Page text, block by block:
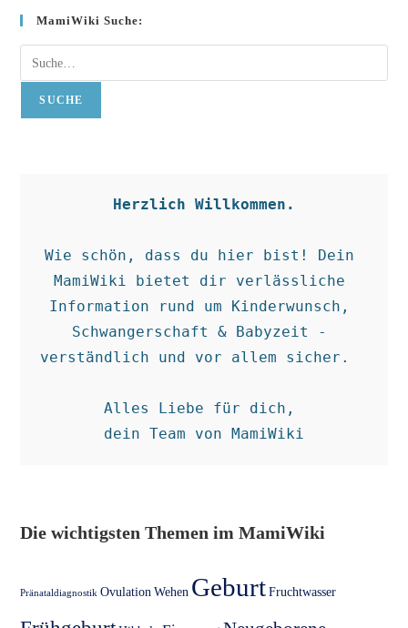
MamiWiki Suche:
Suche
SUCHE
Herzlich Willkommen.
Wie schön, dass du hier bist! Dein
MamiWiki bietet dir verlässliche
Information rund um Kinderwunsch,
Schwangerschaft & Babyzeit -
verständlich und vor allem sicher.
Alles Liebe für dich,
dein Team von MamiWiki
Die wichtigsten Themen im MamiWiki
Pränataldiagnostik Ovulation Wehen Geburt Fruchtwasser